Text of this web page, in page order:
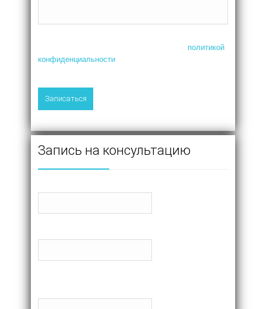
политикой
конфиденциальности
Запись на консультацию